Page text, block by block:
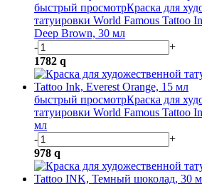
быстрый просмотрКраска для
татуировки World Famous Tattoo
Deep Brown, 30 мл
-
+
1782 q
быстрый просмотрКраска для
татуировки World Famous Tattoo
мл
-
+
978 q